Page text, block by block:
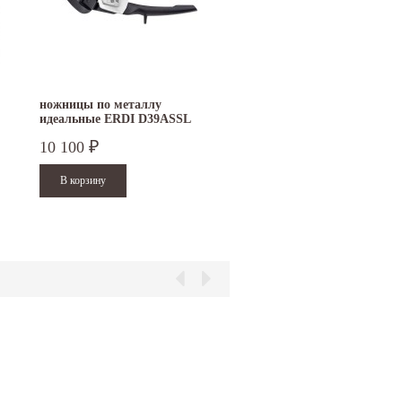
ножницы по металлу
идеальные ERDI D39ASSL
10 100 ₽